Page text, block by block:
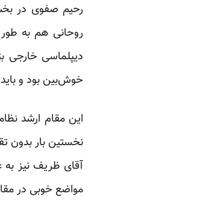
رحیم صفوی در
روحانی هم به
دیپلماسی خارجی
خوش‌بین بود و باید
این مقام ارشد
نخستین بار بدون
آقای ظریف نیز به
مواضع خوبی در